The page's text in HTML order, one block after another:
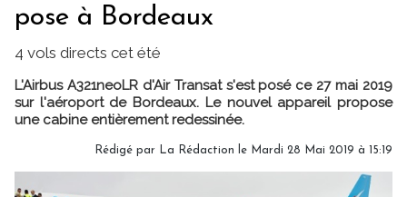
pose à Bordeaux
4 vols directs cet été
L'Airbus A321neoLR d'Air Transat s'est posé ce 27 mai 2019
sur l'aéroport de Bordeaux. Le nouvel appareil propose
une cabine entièrement redessinée.
Rédigé par La Rédaction le Mardi 28 Mai 2019 à 15:19